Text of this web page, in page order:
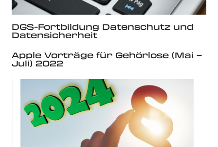
DGS-Fortbildung Datenschutz und
Datensicherheit
Apple Vorträge für Gehörlose (Mai –
Juli) 2022